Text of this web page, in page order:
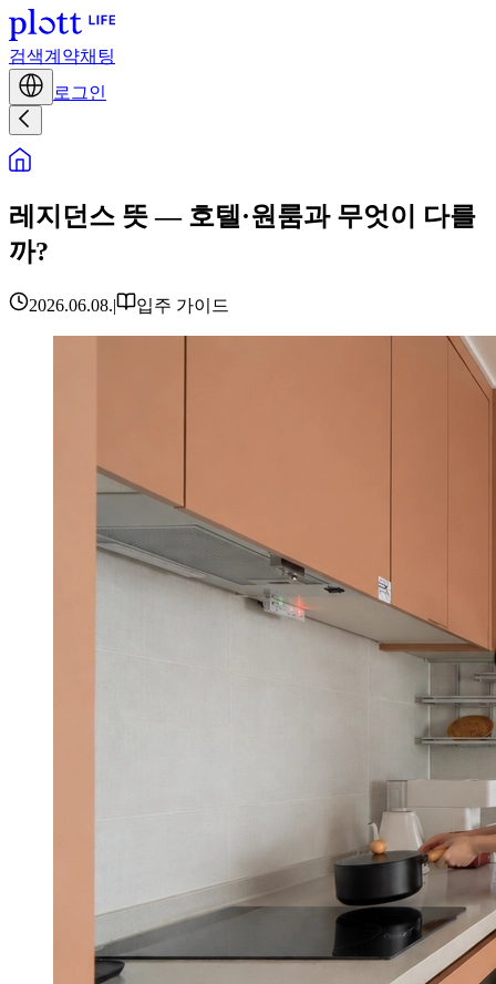
검색계약채팅
로그인
레지던스 뜻 — 호텔·원룸과 무엇이 다를
까?
2026.06.08.| 입주 가이드